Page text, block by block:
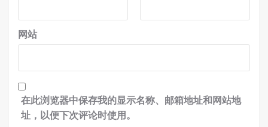
网站
在此浏览器中保存我的显示名称、邮箱地址和网站地
址，以便下次评论时使用。